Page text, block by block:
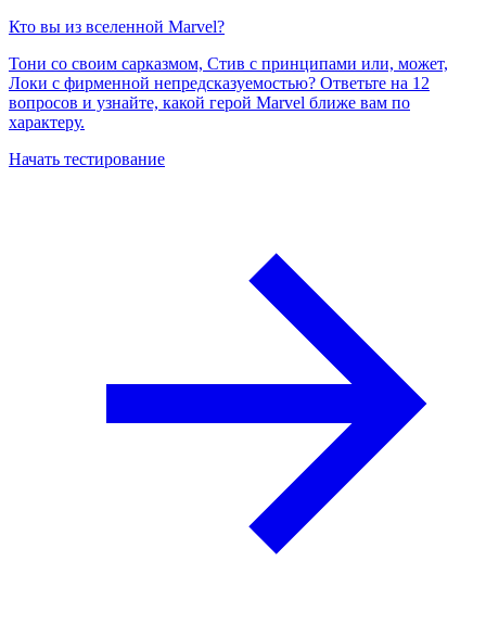
Кто вы из вселенной Marvel?
Тони со своим сарказмом, Стив с принципами или, может,
Локи с фирменной непредсказуемостью? Ответьте на 12
вопросов и узнайте, какой герой Marvel ближе вам по
характеру.
Начать тестирование